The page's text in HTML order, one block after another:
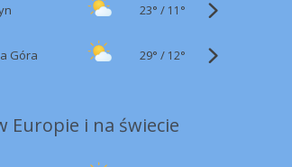
23° / 11°
Góra 29° / 12°
Europie i na świecie